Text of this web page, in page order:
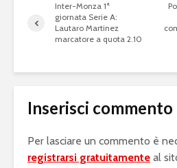
Inter-Monza 1ª
giornata Serie A:
Lautaro Martinez
marcatore a quota 2.10
Inserisci commento
Per lasciare un commento è
registrarsi gratuitamente al